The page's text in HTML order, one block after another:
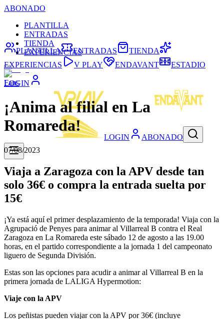
ABONADO
PLANTILLA
ENTRADAS
TIENDA
EXPERIENCIAS
LOGIN
LOGIN ABONADO
PLANTILLA ENTRADAS
TIENDA
EXPERIENCIAS
V PLAY ENDAVANT ESTADIO
Fans
¡Anima al filial en La
Romareda!
07/08/2023
Viaja a Zaragoza con la APV desde tan
solo 36€ o compra la entrada suelta por
15€
¡Ya está aquí el primer desplazamiento de la temporada! Viaja con la
Agrupació de Penyes para animar al Villarreal B contra el Real
Zaragoza en La Romareda este sábado 12 de agosto a las 19.00
horas, en el partido correspondiente a la jornada 1 del campeonato
liguero de Segunda División.
Estas son las opciones para acudir a animar al Villarreal B en la
primera jornada de LALIGA Hypermotion:
Viaje con la APV
Los peñistas pueden viajar con la APV por 36€ (incluye